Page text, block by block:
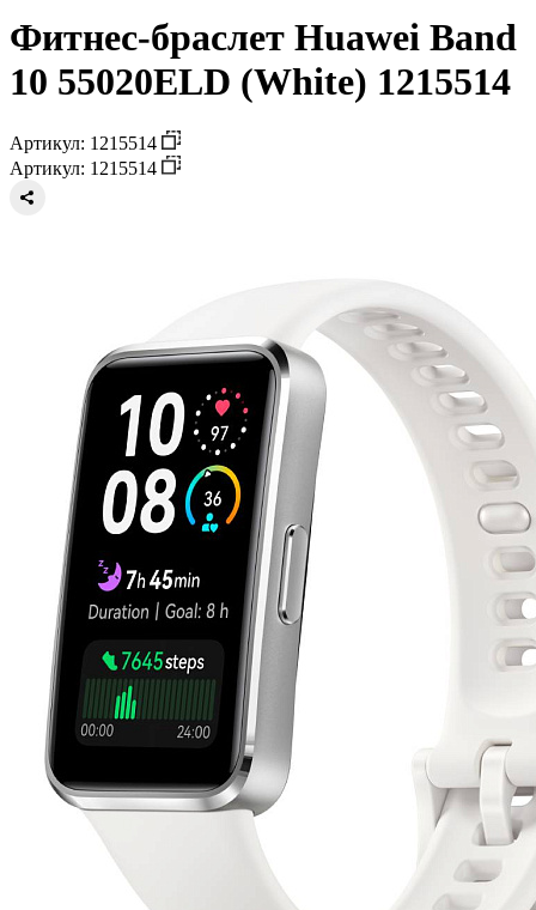
Фитнес-браслет Huawei Band
10 55020ELD (White) 1215514
Артикул: 1215514
Артикул: 1215514